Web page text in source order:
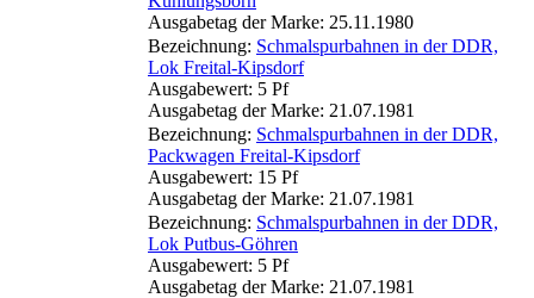
Ausgabetag der Marke: 25.11.1980
Bezeichnung: Schmalspurbahnen in der DDR,
Lok Freital-Kipsdorf
Ausgabewert: 5 Pf
Ausgabetag der Marke: 21.07.1981
Bezeichnung: Schmalspurbahnen in der DDR,
Packwagen Freital-Kipsdorf
Ausgabewert: 15 Pf
Ausgabetag der Marke: 21.07.1981
Bezeichnung: Schmalspurbahnen in der DDR,
Lok Putbus-Göhren
Ausgabewert: 5 Pf
Ausgabetag der Marke: 21.07.1981